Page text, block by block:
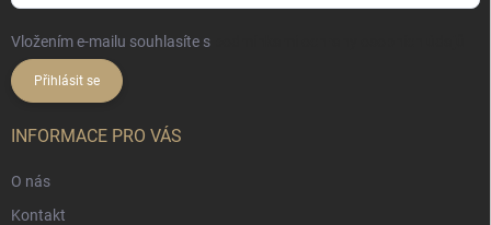
Vložením e-mailu souhlasíte s
Přihlásit se
INFORMACE PRO VÁS
O nás
Kontakt